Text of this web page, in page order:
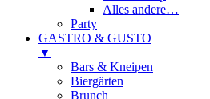
Alles andere…
Party
GASTRO & GUSTO
▼
Bars & Kneipen
Biergärten
Brunch